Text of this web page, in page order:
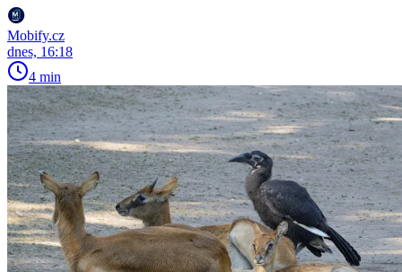
Mobify.cz
dnes, 16:18
4 min